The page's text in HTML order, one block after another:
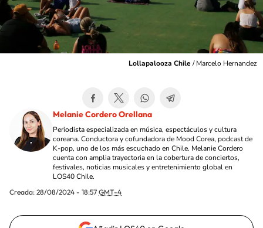
Lollapalooza Chile /Marcelo Hernandez
Melanie Cordero Orellana
Periodista especializada en música, espectáculos y cultura
coreana. Conductora y cofundadora de Mood Corea, podcast de
K-pop, uno de los más escuchado en Chile. Melanie Cordero
cuenta con amplia trayectoria en la cobertura de conciertos,
festivales, noticias musicales y entretenimiento global en
LOS40 Chile.
Creada: 28/08/2024 - 18:57 GMT-4